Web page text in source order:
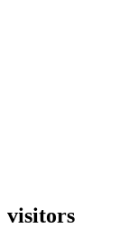
visitors